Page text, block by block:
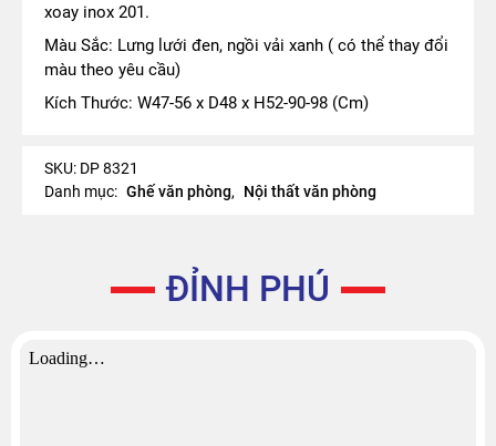
xoay inox 201.
Màu Sắc: Lưng lưới đen, ngồi vải xanh ( có thể thay đổi
màu theo yêu cầu)
Kích Thước: W47-56 x D48 x H52-90-98 (Cm)
SKU: DP 8321
Danh mục: Ghế văn phòng, Nội thất văn phòng
ĐỈNH PHÚ